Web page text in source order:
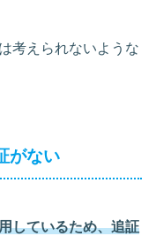
考えられないような
がない
しているため、追証